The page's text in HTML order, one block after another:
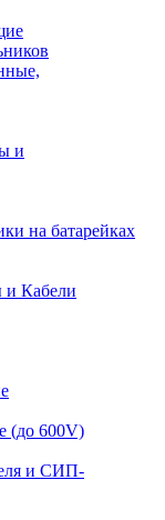
и
на батарейках
и Кабели
(до 600V)
и СИП-